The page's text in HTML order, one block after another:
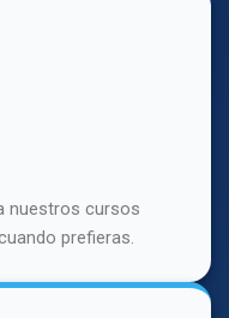
nuestros cursos
prefieras.